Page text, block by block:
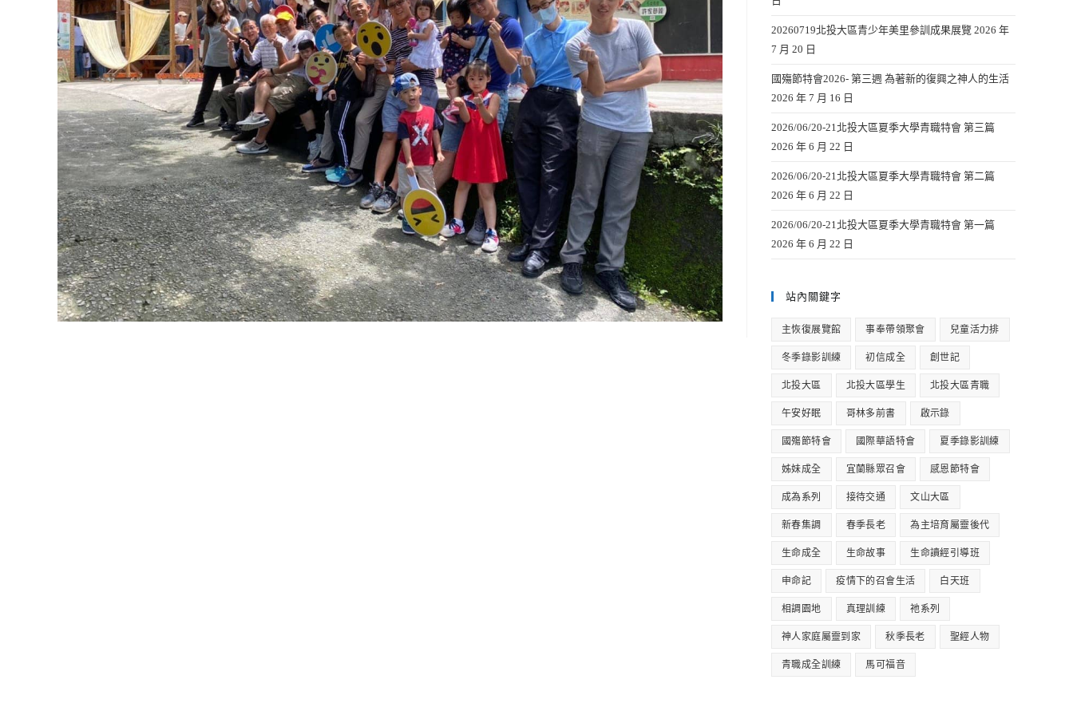
20260719北投大區青少年美里參訓成果展覽 2026 年
7 月 20 日
國殤節特會2026- 第三週 為著新的復興之神人的生活
2026 年 7 月 16 日
2026/06/20-21北投大區夏季大學青職特會 第三篇
2026 年 6 月 22 日
2026/06/20-21北投大區夏季大學青職特會 第二篇
2026 年 6 月 22 日
2026/06/20-21北投大區夏季大學青職特會 第一篇
2026 年 6 月 22 日
站內關鍵字
主恢復展覽館 事奉帶領聚會 兒童活力排
冬季錄影訓練 初信成全 創世記
北投大區 北投大區學生 北投大區青職
午安好眠 哥林多前書 啟示錄
國殤節特會 國際華語特會 夏季錄影訓練
姊妹成全 宜蘭縣眾召會 感恩節特會
成為系列 接待交通 文山大區
新春集調 春季長老 為主培育屬靈後代
生命成全 生命故事 生命讀經引導班
申命記 疫情下的召會生活 白天班
相調園地 真理訓練 祂系列
神人家庭屬靈到家 秋季長老 聖經人物
青職成全訓練 馬可福音